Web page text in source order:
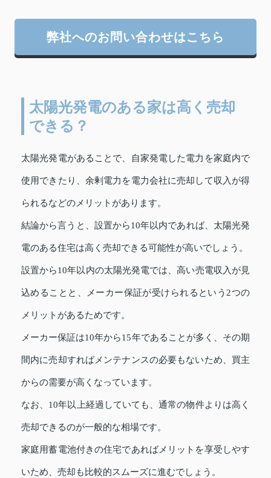
弊社へのお問い合わせはこちら
太陽光発電のある家は高く売却
できる？
太陽光発電があることで、自家発電した電力を家庭内で
使用できたり、余剰電力を電力会社に売却して収入が得
られるなどのメリットがあります。
結論から言うと、設置から10年以内であれば、太陽光発
電のある住宅は高く売却できる可能性が高いでしょう。
設置から10年以内の太陽光発電では、高い売電収入が見
込めることと、メーカー保証が受けられるという2つの
メリットがあるためです。
メーカー保証は10年から15年であることが多く、その期
間内に売却すればメンテナンスの必要もないため、買主
からの需要が高くなっています。
なお、10年以上経過していても、通常の物件よりは高く
売却できるのが一般的な相場です。
家庭用蓄電池付きの住宅であればメリットを享受しやす
いため、売却も比較的スムーズに進むでしょう。